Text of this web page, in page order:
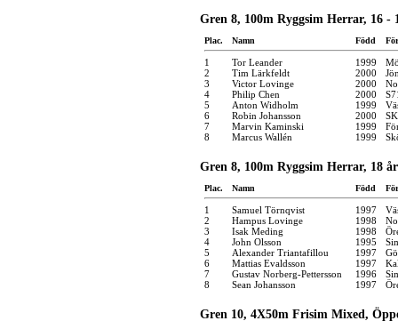
Gren 8, 100m Ryggsim Herrar, 16 -
Plac. Namn Född
1 Tor Leander 1999
2
Tim Lärkfeldt 2000
3
Victor Lovinge 2000
4
Philip Chen 2000
5
Anton Widholm 1999
6
Robin Johansson 2000
7
Marvin Kaminski 1999
8
Marcus Wallén 1999
Gren 8, 100m Ryggsim Herrar, 18
Plac. Namn Född
1 Samuel Törnqvist 1997
2
Hampus Lovinge 1998
3
Isak Meding 1998
4
John Olsson 1995
5
Alexander Triantafillou 1997
6
Mattias Evaldsson 1997
7
Gustav Norberg-Pettersson 1996
8
Sean Johansson 1997
Gren 10, 4X50m Frisim Mixed,